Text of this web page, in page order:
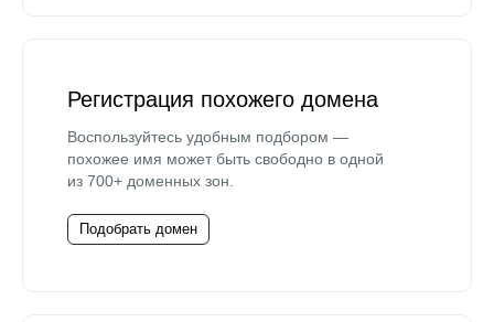
Регистрация похожего домена
Воспользуйтесь удобным подбором —
похожее имя может быть свободно в одной
из 700+ доменных зон.
Подобрать домен